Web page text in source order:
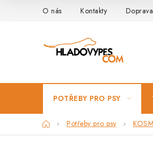
O nás Kontakty
POTŘEBY PRO PSY
DomůPotřeby pro psy